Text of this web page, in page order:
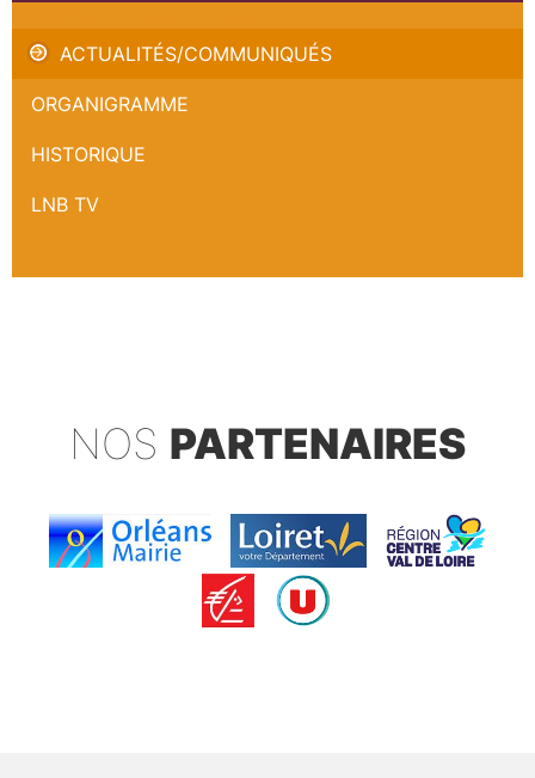
ACTUALITÉS/COMMUNIQUÉS
ORGANIGRAMME
HISTORIQUE
LNB TV
NOS PARTENAIRES